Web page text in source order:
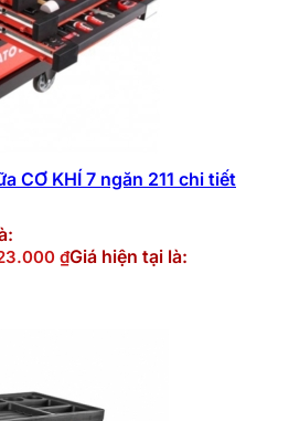
CƠ KHÍ 7 ngăn 211 chi tiết
₫Giá hiện tại là: